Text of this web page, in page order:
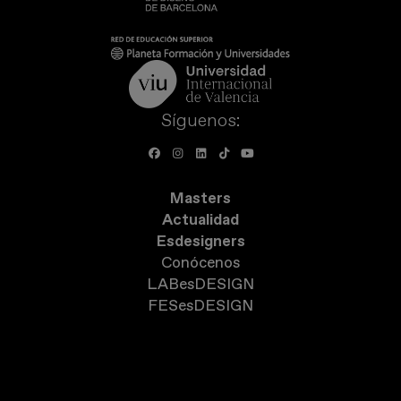
Síguenos:
Masters
Actualidad
Esdesigners
Conócenos
LABesDESIGN
FESesDESIGN